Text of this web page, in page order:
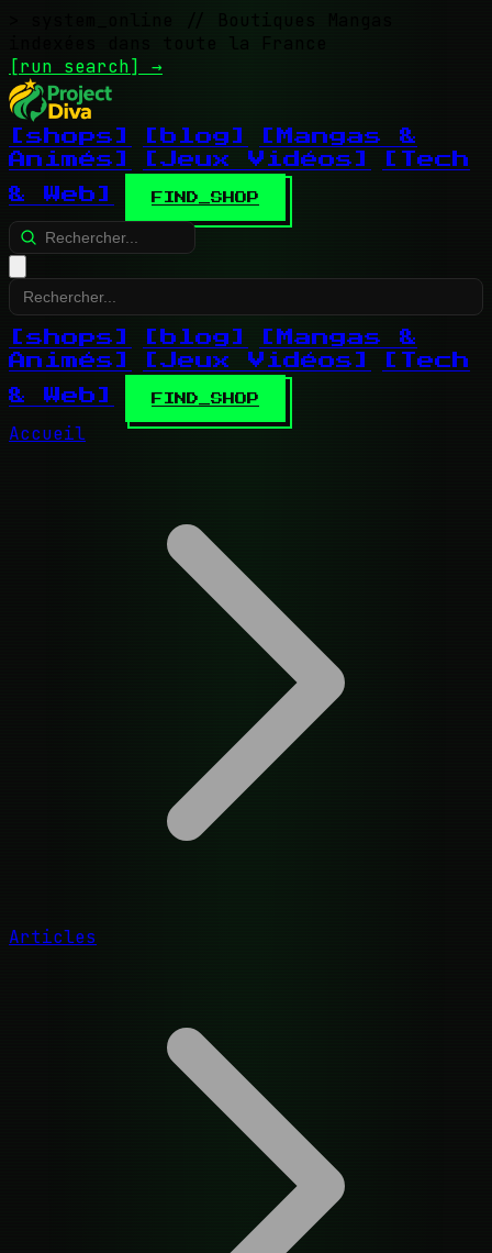
// Boutiques Mangas
indexées dans toute la France
[run search] →
[shops] [blog]
[Mangas &
Animés]
[Jeux Vidéos]
[Tech
& Web]
FIND_SHOP
[shops] [blog]
[Mangas &
Animés]
[Jeux Vidéos]
[Tech
& Web]
FIND_SHOP
Accueil
Articles